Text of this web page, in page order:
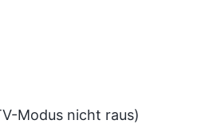
Modus nicht raus)